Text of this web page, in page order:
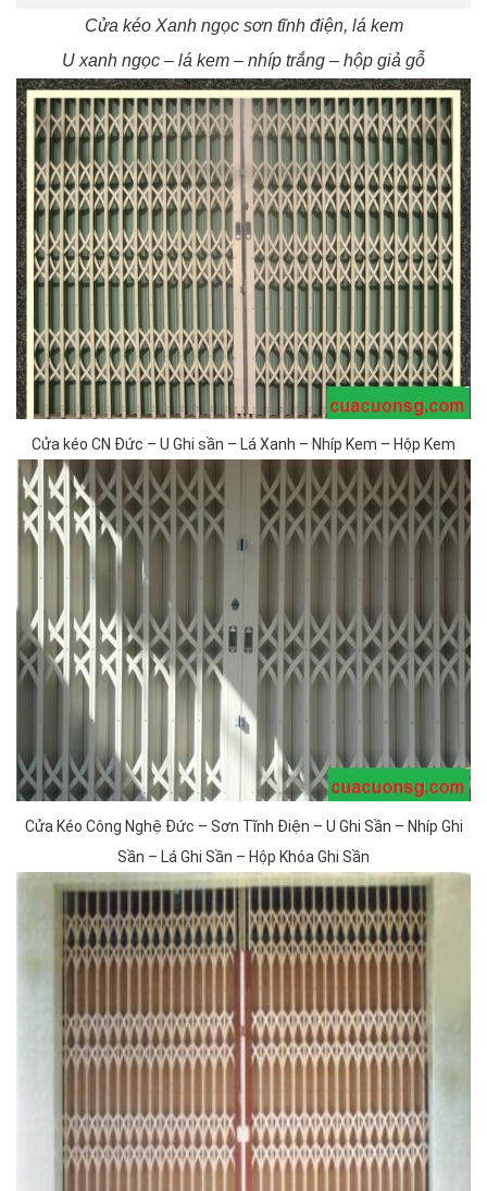
Cửa kéo Xanh ngọc sơn tĩnh điện, lá kem
U xanh ngọc – lá kem – nhíp trắng – hộp giả gỗ
Cửa kéo CN Đức – U Ghi sần – Lá Xanh – Nhíp Kem – Hộp Kem
Cửa Kéo Công Nghệ Đức – Sơn Tĩnh Điện – U Ghi Sần – Nhíp Ghi
Sần – Lá Ghi Sần – Hộp Khóa Ghi Sần